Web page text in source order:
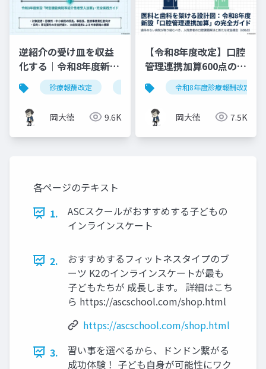
逆紹介の受け皿を収益
化する｜令和8年度新設
「特定機能病院等紹介
患者受入加算」完全実
践ガイド
診療報酬改定 特定機能病院等紹介患者受入加算
岡大徳 9.6K
【令和8年度改定】口腔
管理連携加算600点の算
定要件・施設基準まと
め
令和8年度診療報酬改定
岡大徳 7.5K
各ページのテキスト
1.
ASCスクールがおすすめする子どもの
インラインスケート
2.
おすすめするフィットネスタイプのブ
ーツ K2のインラインスケートが最も
子どもたちが 成長します。 詳細はこち
ら https://ascschool.com/shop.html
https://ascschool.com/shop.html
3.
習い事を選べるから、ドンドン繋がる
成功体験！ 子ども自身が可能性にワク